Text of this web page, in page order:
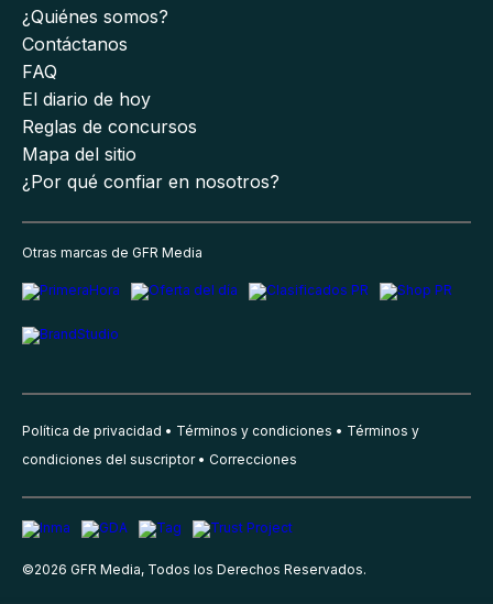
¿Quiénes somos?
Contáctanos
FAQ
El diario de hoy
Reglas de concursos
Mapa del sitio
¿Por qué confiar en nosotros?
Otras marcas de GFR Media
Política de privacidad Términos y condiciones
Términos y
condiciones del suscriptor
Correcciones
©2026 GFR Media, Todos los Derechos Reservados.